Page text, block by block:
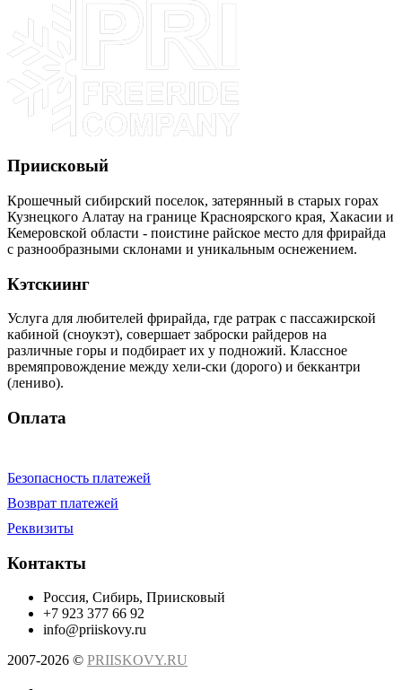
Приисковый
Крошечный сибирский поселок, затерянный в старых горах
Кузнецкого Алатау на границе Красноярского края, Хакасии и
Кемеровской области - поистине райское место для фрирайда
с разнообразными склонами и уникальным оснежением.
Кэтскиинг
Услуга для любителей фрирайда, где ратрак с пассажирской
кабиной (сноукэт), совершает заброски райдеров на
различные горы и подбирает их у подножий. Классное
времяпровождение между хели-ски (дорого) и беккантри
(лениво).
Оплата
Безопасность платежей
Возврат платежей
Реквизиты
Контакты
Россия, Сибирь, Приисковый
+7 923 377 66 92
info@priiskovy.ru
2007-2026 © PRIISKOVY.RU